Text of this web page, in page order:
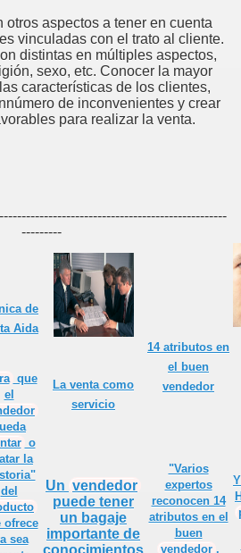
otros aspectos a tener en cuenta
vinculadas con el trato al cliente.
distintas en múltiples aspectos,
sexo, etc. Conocer la mayor
características de los clientes,
de inconvenientes y crear
para realizar la venta.
---------
de
Aida
que
el
o
la
del
ofrece
sea
La venta como
servicio
Un vendedor
puede tener
un bagaje
importante de
conocimientos
14 atributos en
el buen
vendedor
"Varios
expertos
reconocen 14
atributos en el
buen
vendedor .